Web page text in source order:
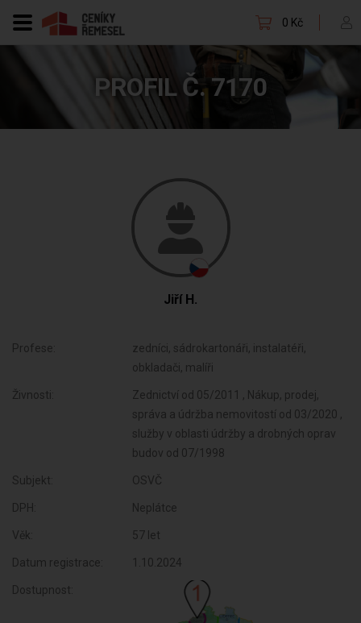
0 Kč
PROFIL Č. 7170
Jiří H.
Profese:
zedníci, sádrokartonáři, instalatéři,
obkladači, malíři
Živnosti:
Zednictví od 05/2011 , Nákup, prodej,
správa a údržba nemovitostí od 03/2020 ,
služby v oblasti údržby a drobných oprav
budov od 07/1998
Subjekt: OSVČ
DPH: Neplátce
Věk: 57 let
Datum registrace: 1.10.2024
Dostupnost: